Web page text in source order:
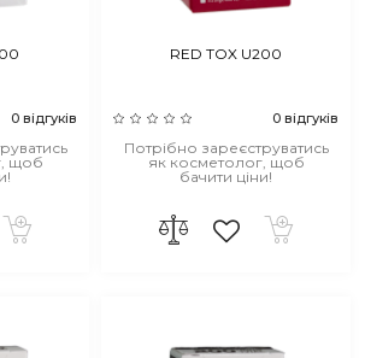
0 відгуків
щоб
RED TOX U200
0 відгуків
Потрібно зареєструватись
як косметолог, щоб
бачити ціни!